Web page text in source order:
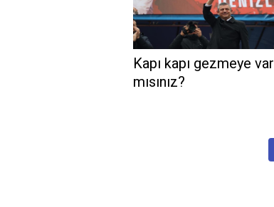
Kapı kapı gezmeye var
mısınız?